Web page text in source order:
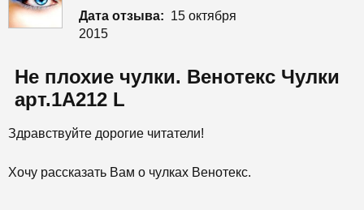
Дата отзыва: 15 октября
2015
Не плохие чулки. Венотекс Чулки
арт.1А212 L
Здравствуйте дорогие читатели!
Хочу рассказать Вам о чулках Венотекс.